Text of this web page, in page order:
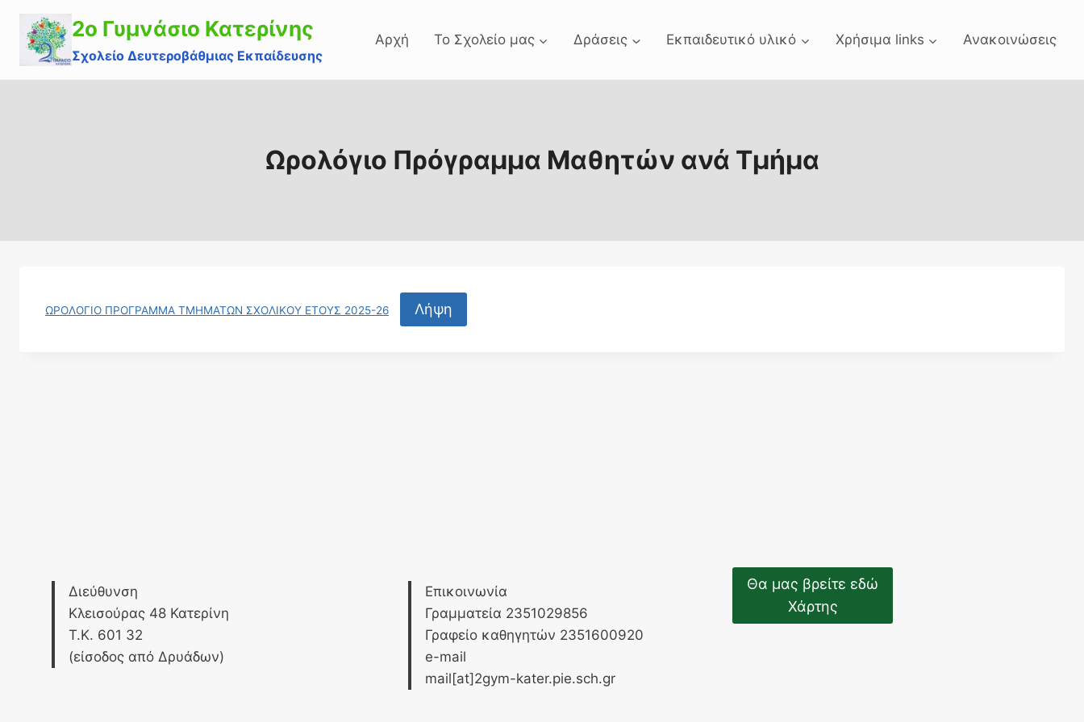
Skip
content
2o Γυμνάσιο Κατερίνης
Σχολείο Δευτεροβάθμιας Εκπαίδευσης
Αρχή Το Σχολείο μας Δράσεις Εκπαιδευτικό υλικό Χρήσιμα links Ανακοινώσεις
Ωρολόγιο Πρόγραμμα Μαθητών ανά Τμήμα
ΩΡΟΛΟΓΙΟ ΠΡΟΓΡΑΜΜΑ ΤΜΗΜΑΤΩΝ ΣΧΟΛΙΚΟΥ ΕΤΟΥΣ 2025-26 Λήψη
Διεύθυνση
Κλεισούρας 48 Κατερίνη
Τ.Κ. 601 32
(είσοδος από Δρυάδων)
Επικοινωνία
Γραμματεία 2351029856
Γραφείο καθηγητών 2351600920
e-mail
mail[at]2gym-kater.pie.sch.gr
Θα μας βρείτε εδώ
Χάρτης